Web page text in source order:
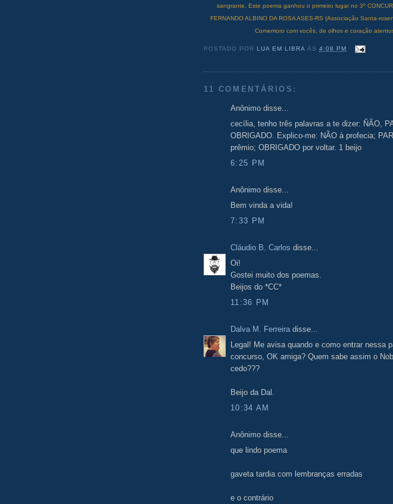
sangrante. Este poema ganhou o primeiro lugar no 3º
FERNANDO ALBINO DA ROSA ASES-RS (Associação Santa-
Comemoro com vocês, de olhos e coração
POSTADO POR LUA EM LIBRA ÀS4:08 PM
11 COMENTÁRIOS:
Anônimo disse...
cecília, tenho três palavras a te dizer: ÑÃO,
OBRIGADO. Explico-me: NÃO à profecia;
prêmio; OBRIGADO por voltar. 1 beijo
6:25 PM
Anônimo disse...
Bem vinda a vida!
7:33 PM
Cláudio B. Carlos disse...
Oi!
Gostei muito dos poemas.
Beijos do *CC*
11:36 PM
Dalva M. Ferreira disse...
Legal! Me avisa quando e como entrar nessa
concurso, OK amiga? Quem sabe assim o
cedo???
Beijo da Dal.
10:34 AM
Anônimo disse...
que lindo poema
gaveta tardia com lembranças erradas
e o contrário